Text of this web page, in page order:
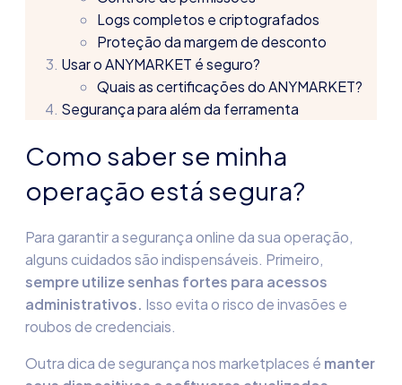
Logs completos e criptografados
Proteção da margem de desconto
Usar o ANYMARKET é seguro?
Quais as certificações do ANYMARKET?
Segurança para além da ferramenta
Como saber se minha
operação está segura?
Para garantir asegurança onlineda sua operação,
alguns cuidados são indispensáveis. Primeiro,
sempre utilize senhas fortes para acessos
administrativos. Isso evita o risco de invasões e
roubos de credenciais.
Outra dica desegurança nos marketplaces é manter